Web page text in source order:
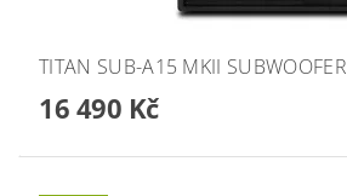
TITAN SUB-A15 MKII SUBWOOFER
16 490 Kč